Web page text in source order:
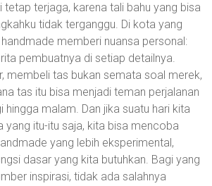
tetap terjaga, karena tali bahu yang bisa
tidak terganggu. Di kota yang
memberi nuansa personal:
pembuatnya di setiap detailnya.
membeli tas bukan semata soal merek,
tas itu bisa menjadi teman perjalanan
hingga malam. Dan jika suatu hari kita
yang itu-itu saja, kita bisa mencoba
yang lebih eksperimental,
dasar yang kita butuhkan. Bagi yang
inspirasi, tidak ada salahnya